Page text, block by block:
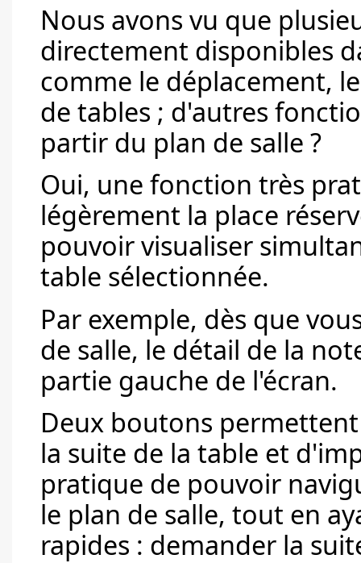
Nous avons vu que
directement disponibles
comme le déplacement,
de tables ; d'autres
partir du plan de salle ?
Oui, une fonction très
légèrement la place
pouvoir visualiser
table sélectionnée.
Par exemple, dès que
de salle, le détail de la
partie gauche de l'écran.
Deux boutons
la suite de la table et
pratique de pouvoir
le plan de salle, tout en
rapides : demander la